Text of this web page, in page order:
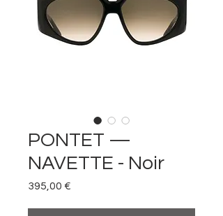
PONTET —
NAVETTE - Noir
395,00 €